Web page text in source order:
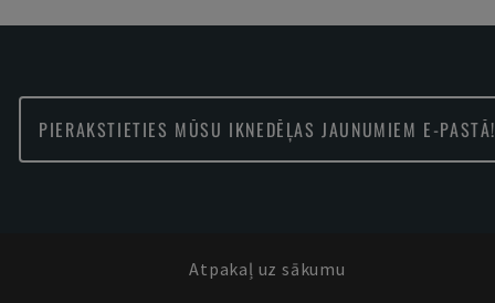
PIERAKSTIETIES MŪSU IKNEDĒĻAS JAUNUMIEM E-PASTĀ!
Atpakaļ uz sākumu